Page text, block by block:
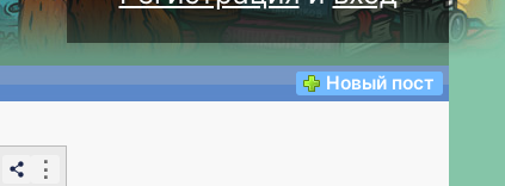
Новый пост
⋮